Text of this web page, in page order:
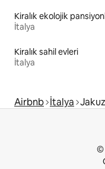
Kiralık ekolojik
İtalya
Kiralık sahil evleri
İtalya
Airbnb İtalya
©